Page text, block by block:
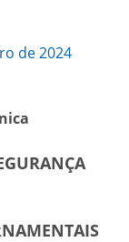
de 2024